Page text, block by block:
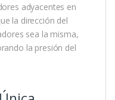
adyacentes en
la dirección del
sea la misma,
la presión del